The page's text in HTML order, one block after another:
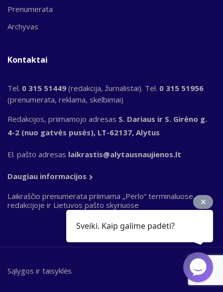
Prenumerata
Archyvas
Kontaktai
Tel. 0 315 51449 (redakcija, žurnalistai). Tel. 0 315 51956
(prenumerata, reklama, skelbimai)
Redakcijos, priimamojo adresas S. Dariaus ir S. Girėno g.
4-2 (nuo gatvės pusės), LT-62137, Alytus
El. pašto adresas laikrastis@alytausnaujienos.lt
Daugiau informacijos
Laikraščio prenumerata priimama „Perlo“ terminaluose,
redakcijoje ir Lietuvos pašto skyriuose
Bottom
Sąlygos ir taisyklės
Sveiki. Kaip galime padėti?